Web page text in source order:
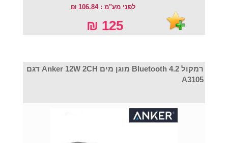
לפני מע"מ : 106.84 ₪
125 ₪
רמקול Bluetooth 4.2 מוגן מים Anker 12W 2CH דגם
A3105